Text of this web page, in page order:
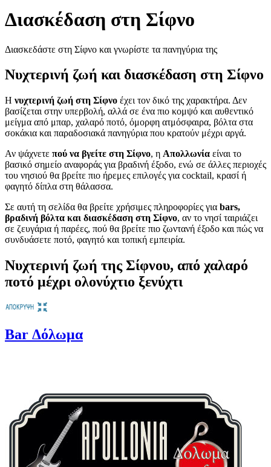
Διασκέδαση στη Σίφνο
Διασκεδάστε στη Σίφνο και γνωρίστε τα πανηγύρια της
Νυχτερινή ζωή και διασκέδαση στη Σίφνο
Η νυχτερινή ζωή στη Σίφνο έχει τον δικό της χαρακτήρα. Δεν
βασίζεται στην υπερβολή, αλλά σε ένα πιο κομψό και αυθεντικό
μείγμα από μπαρ, χαλαρό ποτό, όμορφη ατμόσφαιρα, βόλτα στα
σοκάκια και παραδοσιακά πανηγύρια που κρατούν μέχρι αργά.
Αν ψάχνετε πού να βγείτε στη Σίφνο, η Απολλωνία είναι το
βασικό σημείο αναφοράς για βραδινή έξοδο, ενώ σε άλλες περιοχές
του νησιού θα βρείτε πιο ήρεμες επιλογές για cocktail, κρασί ή
φαγητό δίπλα στη θάλασσα.
Σε αυτή τη σελίδα θα βρείτε χρήσιμες πληροφορίες για bars,
βραδινή βόλτα και διασκέδαση στη Σίφνο, αν το νησί ταιριάζει
σε ζευγάρια ή παρέες, πού θα βρείτε πιο ζωντανή έξοδο και πώς να
συνδυάσετε ποτό, φαγητό και τοπική εμπειρία.
Νυχτερινή ζωή της Σίφνου, από χαλαρό
ποτό μέχρι ολονύχτιο ξενύχτι
Bar Δόλωμα